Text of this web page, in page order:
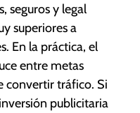
seguros y legal
superiores a
En la práctica, el
entre metas
convertir tráfico. Si
publicitaria